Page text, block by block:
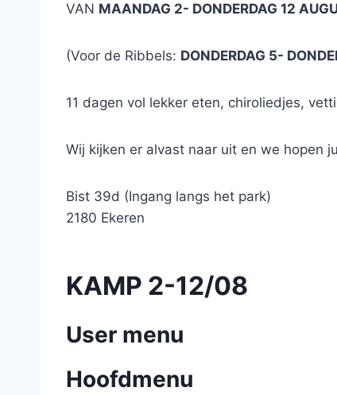
VAN MAANDAG 2- DONDERDAG 12
(Voor de Ribbels: DONDERDAG 5-
11 dagen vol lekker eten, chiroliedjes,
Wij kijken er alvast naar uit en we hopen
Bist 39d (Ingang langs het park)
2180 Ekeren
KAMP 2-12/08
User menu
Hoofdmenu